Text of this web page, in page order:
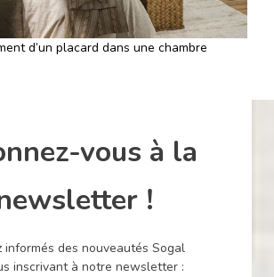
d’un placard dans une chambre
vous à la
!
informés des nouveautés Sogal
inscrivant à notre newsletter :